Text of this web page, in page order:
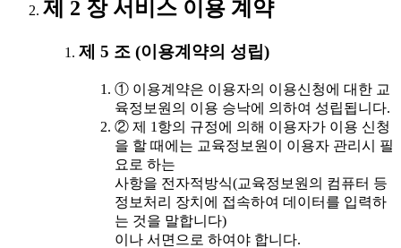
제 2 장 서비스 이용 계약
제 5 조 (이용계약의 성립)
① 이용계약은 이용자의 이용신청에 대한 교
육정보원의 이용 승낙에 의하여 성립됩니다.
② 제 1항의 규정에 의해 이용자가 이용 신청
을 할 때에는 교육정보원이 이용자 관리시 필
요로 하는
사항을 전자적방식(교육정보원의 컴퓨터 등
정보처리 장치에 접속하여 데이터를 입력하
는 것을 말합니다)
이나 서면으로 하여야 합니다.